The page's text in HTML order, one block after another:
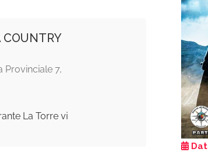
Provinciale 7,
La Torre vi